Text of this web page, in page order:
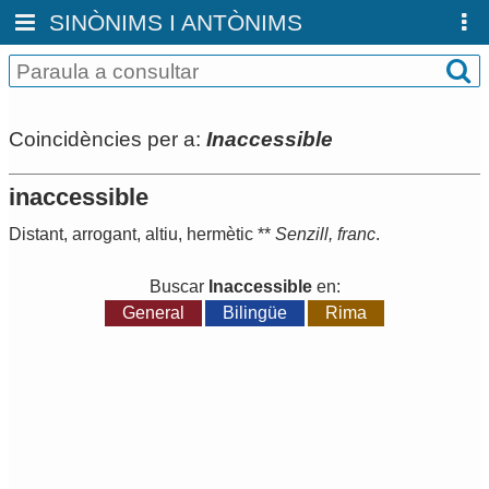
SINÒNIMS I ANTÒNIMS
Coincidències per a: Inaccessible
inaccessible
Distant, arrogant, altiu, hermètic ** Senzill, franc.
Buscar Inaccessibleen:
General
Bilingüe Rima